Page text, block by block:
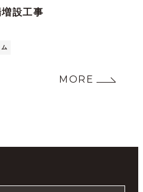
設工事
MORE